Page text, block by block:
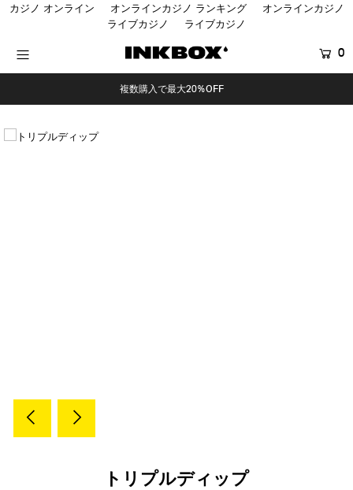
カジノ オンライン オンラインカジノ ランキング
オンラインカジノ
ライブカジノ
ライブカジノ
0
複数購入で最大20%OFF
トリプルディップ
COLLECTIONS